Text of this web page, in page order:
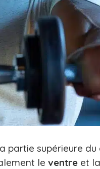
partie supérieure du
le ventre et la